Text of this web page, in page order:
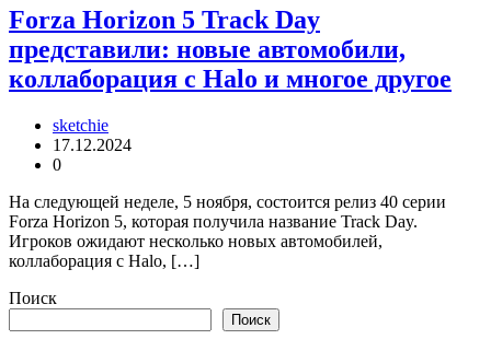
Forza Horizon 5 Track Day
представили: новые автомобили,
коллаборация с Halo и многое другое
sketchie
17.12.2024
0
На следующей неделе, 5 ноября, состоится релиз 40 серии
Forza Horizon 5, которая получила название Track Day.
Игроков ожидают несколько новых автомобилей,
коллаборация с Halo, […]
Поиск
Поиск